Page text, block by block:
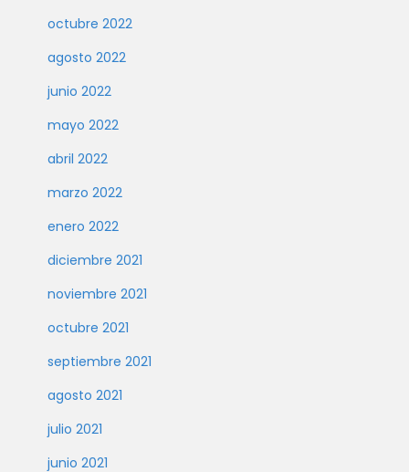
octubre 2022
agosto 2022
junio 2022
mayo 2022
abril 2022
marzo 2022
enero 2022
diciembre 2021
noviembre 2021
octubre 2021
septiembre 2021
agosto 2021
julio 2021
junio 2021